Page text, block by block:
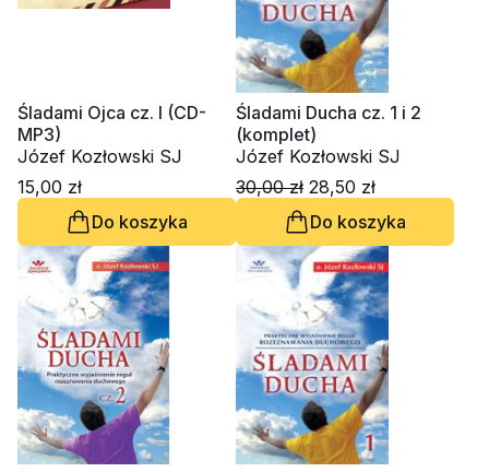
Śladami Ojca cz. I (CD-
MP3)
Józef Kozłowski SJ
15,00 zł
Do koszyka
Śladami Ducha cz. 1 i 2
(komplet)
Józef Kozłowski SJ
30,00 zł 28,50 zł
Do koszyka